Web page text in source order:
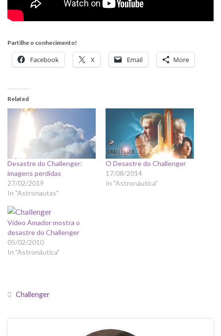
Partilhe o conhecimento!
Facebook X Email More
Related
Desastre do Challenger:
imagens perdidas
27/02/2019
In "Astronautas"
O Desastre do Challenger
17/08/2014
In "Astronáutica"
Vídeo Amador mostra o
desastre do Challenger
05/02/2010
In "Astronáutica"
Challenger